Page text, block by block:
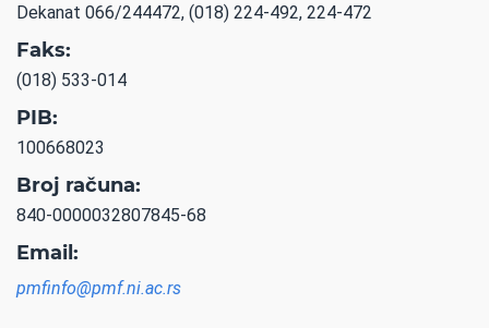
Dekanat 066/244472, (018) 224-492, 224-472
Faks:
(018) 533-014
PIB:
100668023
Broj računa:
840-0000032807845-68
Email:
pmfinfo@pmf.ni.ac.rs